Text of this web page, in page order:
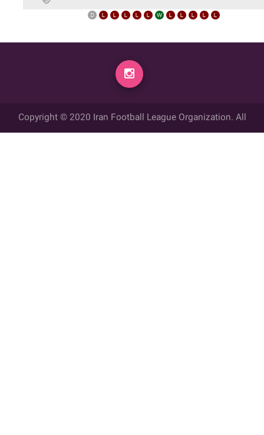
Copyright © 2020 Iran Football League Organization. All